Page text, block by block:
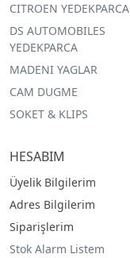
CITROEN YEDEKPARCA
DS AUTOMOBILES
YEDEKPARCA
MADENI YAGLAR
CAM DUGME
SOKET & KLIPS
HESABIM
Üyelik Bilgilerim
Adres Bilgilerim
Siparişlerim
Stok Alarm Listem